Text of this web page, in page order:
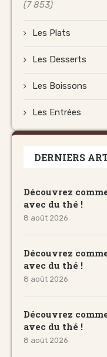
(7 853)
Les Plats
Les Desserts
Les Boissons
Les Entrées
DERNIERS
Découvrez
avec du thé !
8 août 2026
Découvrez
avec du thé !
8 août 2026
Découvrez
avec du thé !
8 août 2026